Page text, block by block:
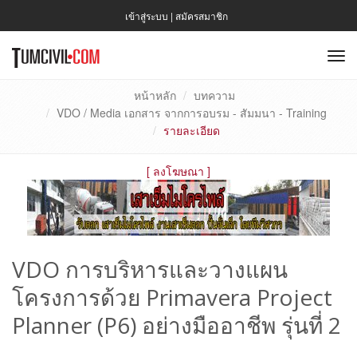
เข้าสู่ระบบ | สมัครสมาชิก
หน้าหลัก
บทความ
VDO / Media เอกสาร จากการอบรม - สัมมนา - Training
รายละเอียด
[ ลงโฆษณา ]
VDO การบริหารและวางแผน
โครงการด้วย Primavera Project
Planner (P6) อย่างมืออาชีพ รุ่นที่ 2